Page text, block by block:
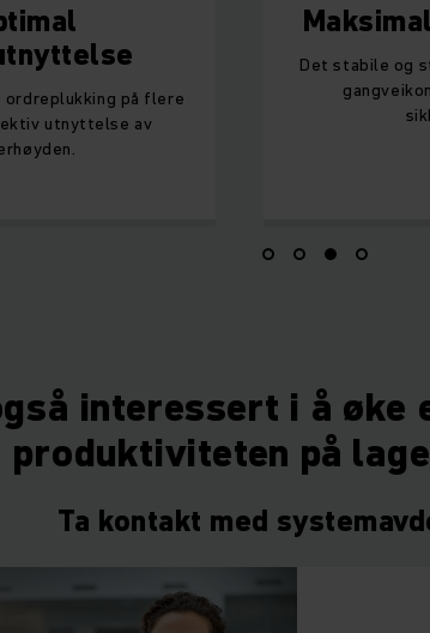
ordreplukking på flere
utnyttelse av
Det stabile og
interessert i å
produktiviteten på
Ta kontakt med